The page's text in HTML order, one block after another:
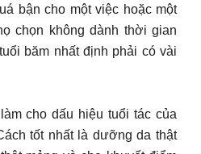
bận cho một việc hoặc một
chọn không dành thời gian
băm nhất định phải có vài
cho dấu hiệu tuổi tác của
tốt nhất là dưỡng da thật